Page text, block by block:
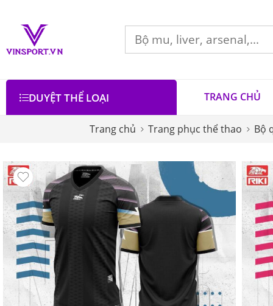
DUYỆT THỂ LOẠI TRANG CHỦ
Trang chủ Trang phục thể thao Bộ